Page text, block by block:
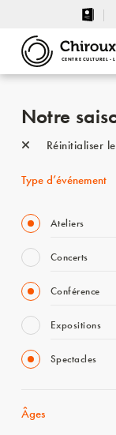
CENTRE CULTUREL -
Notre
Réinitialiser
Type d’événement
Ateliers
Concerts
Conférence
Expositions
Spectacles
Âges